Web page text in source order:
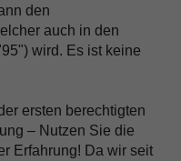
den
auch in den
wird. Es ist keine
ersten berechtigten
– Nutzen Sie die
Erfahrung! Da wir seit